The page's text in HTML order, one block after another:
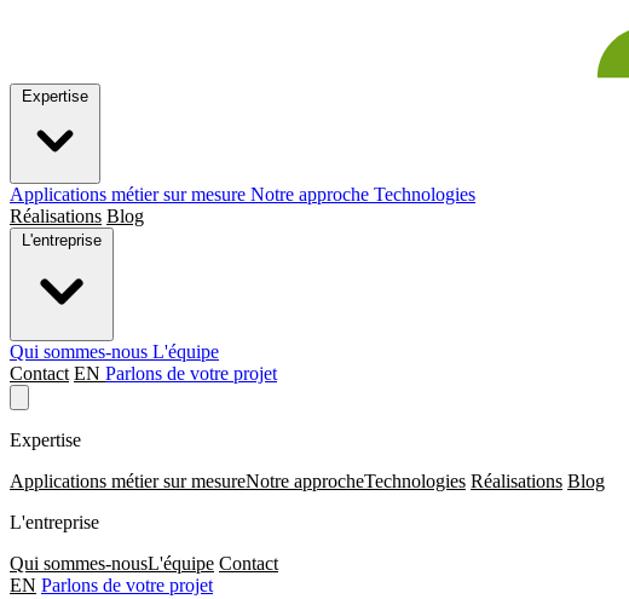
Applications métier sur mesure Notre approche Technologies
Réalisations Blog
Qui sommes-nous L'équipe
Contact EN Parlons de votre projet
Expertise
Applications métier sur mesureNotre approcheTechnologies Réalisations Blog
L'entreprise
Qui sommes-nousL'équipe Contact
EN Parlons de votre projet